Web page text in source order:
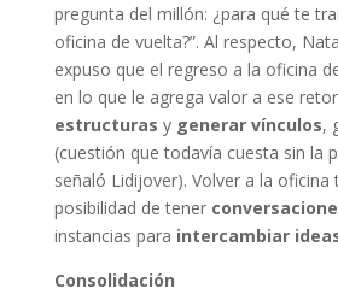
pregunta del millón: ¿para qué te
oficina de vuelta?”. Al respecto,
expuso que el regreso a la oficina
en lo que le agrega valor a ese
estructuras y generar vínculos,
(cuestión que todavía cuesta sin la
señaló Lidijover). Volver a la oficina
posibilidad de tener
instancias para intercambiar
Consolidación